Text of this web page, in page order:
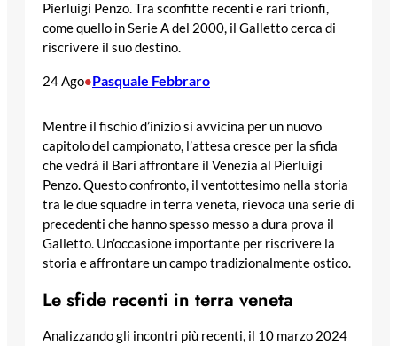
Pierluigi Penzo. Tra sconfitte recenti e rari trionfi,
come quello in Serie A del 2000, il Galletto cerca di
riscrivere il suo destino.
24 Ago•Pasquale Febbraro
Mentre il fischio d’inizio si avvicina per un nuovo
capitolo del campionato, l’attesa cresce per la sfida
che vedrà il Bari affrontare il Venezia al Pierluigi
Penzo. Questo confronto, il ventottesimo nella storia
tra le due squadre in terra veneta, rievoca una serie di
precedenti che hanno spesso messo a dura prova il
Galletto. Un’occasione importante per riscrivere la
storia e affrontare un campo tradizionalmente ostico.
Le sfide recenti in terra veneta
Analizzando gli incontri più recenti, il 10 marzo 2024